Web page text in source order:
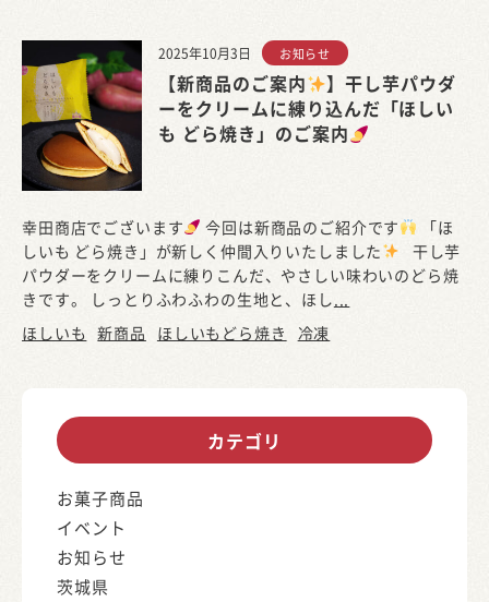
2025年10月3日 お知らせ
【新商品のご案内
】干し芋パウダ
ーをクリームに練り込んだ「ほしい
も どら焼き」のご案内
幸田商店でございます 今回は新商品のご紹介です
「ほ
しいも どら焼き」が新しく仲間入りいたしました
干し芋
パウダーをクリームに練りこんだ、やさしい味わいのどら焼
きです。 しっとりふわふわの生地と、ほし
ほしいも
新商品 ほしいもどら焼き 冷凍
カテゴリ
お菓子商品
イベント
お知らせ
茨城県